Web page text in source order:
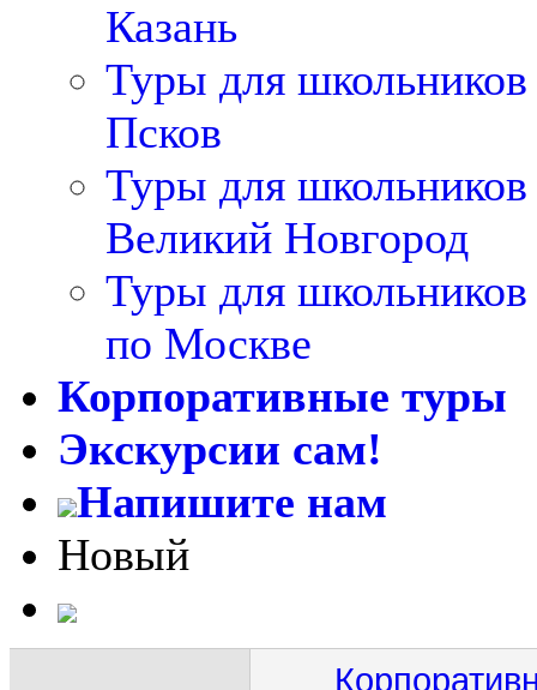
Казань
Туры для школьников
Псков
Туры для школьников
Великий Новгород
Туры для школьников
по Москве
Корпоративные туры
Экскурсии сам!
Напишите нам
Новый